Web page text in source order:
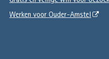
Werken voor Ouder-Amstel